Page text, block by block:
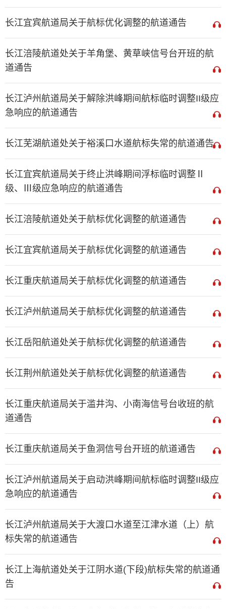
长江宜宾航道局关于航标优化调整的航道通告
长江涪陵航道处关于羊角堡、黄草峡信号台开班的航
道通告
长江泸州航道局关于解除洪峰期间航标临时调整II级应
急响应的航道通告
长江芜湖航道处关于裕溪口水道航标失常的航道通告
长江宜宾航道局关于终止洪峰期间浮标临时调整Ⅱ
级、Ⅲ级应急响应的航道通告
长江涪陵航道处关于航标优化调整的航道通告
长江宜宾航道局关于航标优化调整的航道通告
长江重庆航道局关于航标优化调整的航道通告
长江泸州航道局关于航标优化调整的航道通告
长江岳阳航道处关于航标优化调整的航道通告
长江荆州航道处关于航标优化调整的航道通告
长江重庆航道局关于滥井沟、小南海信号台收班的航
道通告
长江重庆航道局关于鱼洞信号台开班的航道通告
长江泸州航道局关于启动洪峰期间航标临时调整II级应
急响应的航道通告
长江泸州航道局关于大渡口水道至江津水道（上）航
标失常的航道通告
长江上海航道处关于江阴水道(下段)航标失常的航道通
告